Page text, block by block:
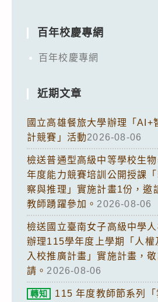
百年校慶專網
百年校慶專網
近期文章
國立高雄餐旅大學辦理「AI+
計競賽」活動2026-08-06
檢送普通型高級中等學校生
年度能力競賽培訓公開授課
察與推理」實施計畫1份，邀
教師踴躍參加。 2026-08-06
檢送國立臺南女子高級中學
辦理115學年度上學期「人權
入校推廣計畫」實施計畫，
請。 2026-08-06
轉知
115 年度教師節系列